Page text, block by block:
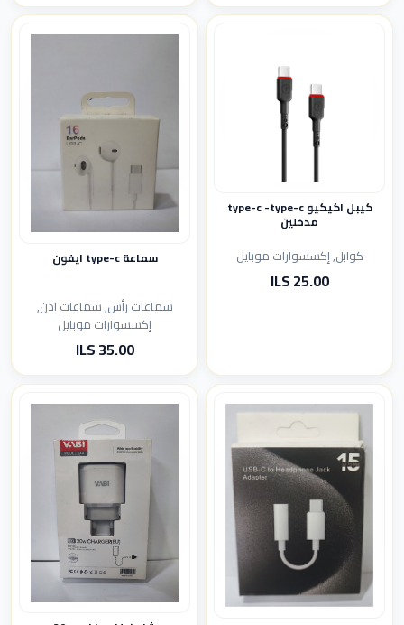
كيبل اكيكيو type-c -type-c
مدخلين
كوابل, إكسسوارات موبايل
25.00 ILS
سماعة type-c ايفون
سماعات رأس, سماعات اذن,
إكسسوارات موبايل
35.00 ILS